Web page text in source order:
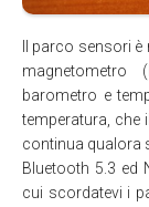
Il parco sensori
barometro e
temperatura, che
continua qualora
Bluetooth 5.3 ed
cui scordatevi i